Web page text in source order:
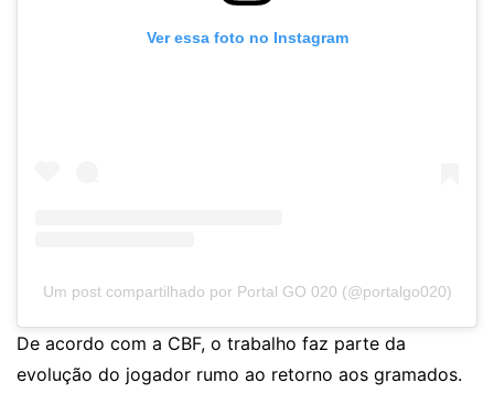
Ver essa foto no Instagram
Um post compartilhado por Portal GO 020 (@portalgo020)
De acordo com a CBF, o trabalho faz parte da
evolução do jogador rumo ao retorno aos gramados.